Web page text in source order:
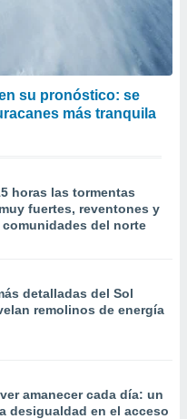
su pronóstico: se
más tranquila
horas las tormentas
fuertes, reventones y
del norte
detalladas del Sol
remolinos de energía
amanecer cada día: un
desigualdad en el acceso